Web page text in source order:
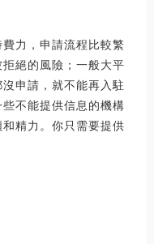
力，申請流程比較繁
絕的風險；一般大平
申請，就不能再入駐
不能提供信息的機構
精力。你只需要提供